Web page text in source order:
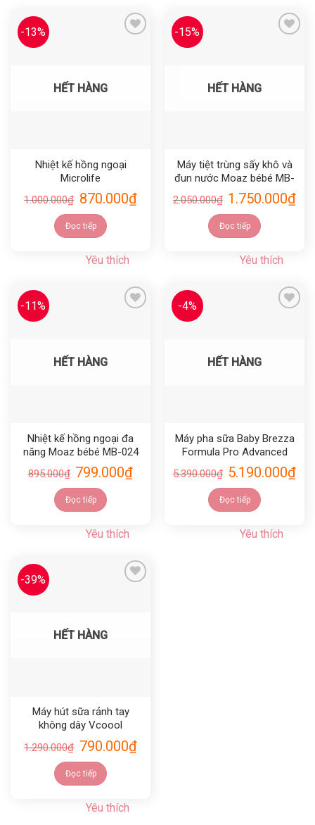
-13%
HẾT HÀNG
Nhiệt kế hồng ngoại
Microlife
1.000.000₫ 870.000₫
Đọc tiếp
Yêu thích
-15%
HẾT HÀNG
Máy tiệt trùng sấy khô và
đun nước Moaz bébé MB-
031
2.050.000₫ 1.750.000₫
Đọc tiếp
Yêu thích
-11%
HẾT HÀNG
Nhiệt kế hồng ngoại đa
năng Moaz bébé MB-024
895.000₫ 799.000₫
Đọc tiếp
Yêu thích
-4%
HẾT HÀNG
Máy pha sữa Baby Brezza
Formula Pro Advanced
5.390.000₫ 5.190.000₫
Đọc tiếp
Yêu thích
-39%
HẾT HÀNG
Máy hút sữa rảnh tay
không dây Vcoool
1.290.000₫ 790.000₫
Đọc tiếp
Yêu thích